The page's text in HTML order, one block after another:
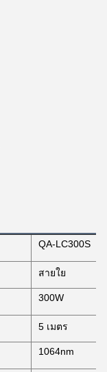
QA-LC300S
สายใย
300W
5 เมตร
1064nm